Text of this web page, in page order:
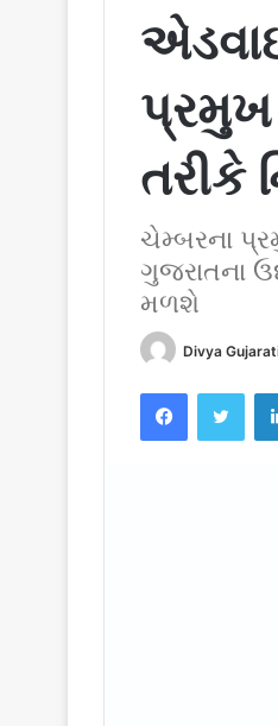
પ્રમુખ
તરીકે
ચેમ્બરના
ગુજરાતના
મળશે
Divya
Facebook